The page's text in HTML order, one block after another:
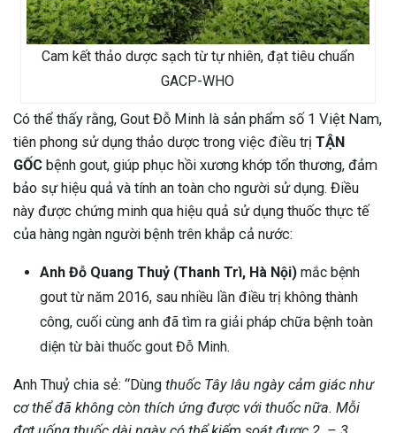
Cam kết thảo dược sạch từ tự nhiên, đạt tiêu chuẩn
GACP-WHO
Có thể thấy rằng, Gout Đỗ Minh là sản phẩm số 1 Việt Nam,
tiên phong sử dụng thảo dược trong việc điều trị TẬN
GỐC bệnh gout, giúp phục hồi xương khớp tổn thương, đảm
bảo sự hiệu quả và tính an toàn cho người sử dụng. Điều
này được chứng minh qua hiệu quả sử dụng thuốc thực tế
của hàng ngàn người bệnh trên khắp cả nước:
Anh Đỗ Quang Thuỷ (Thanh Trì, Hà Nội) mắc bệnh
gout từ năm 2016, sau nhiều lần điều trị không thành
công, cuối cùng anh đã tìm ra giải pháp chữa bệnh toàn
diện từ bài thuốc gout Đỗ Minh.
Anh Thuỷ chia sẻ: “Dùng thuốc Tây lâu ngày cảm giác như
cơ thể đã không còn thích ứng được với thuốc nữa. Mỗi